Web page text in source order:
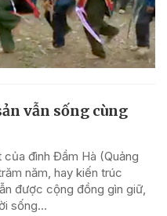
vẫn sống cùng
đình Đầm Hà (Quảng
năm, hay kiến trúc
được cộng đồng gìn giữ,
sống...